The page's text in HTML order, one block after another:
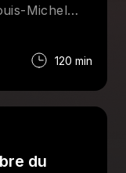
Michel
Wrestling
de juillet, à
120 min
du